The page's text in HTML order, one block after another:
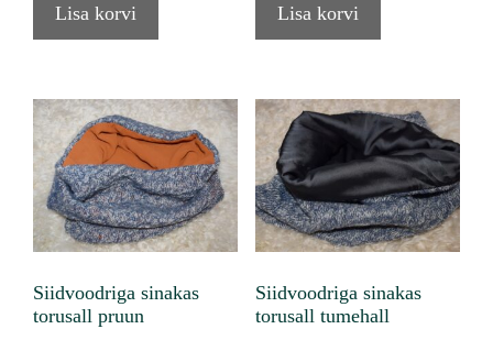
Lisa korvi Lisa korvi
Siidvoodriga sinakas
torusall pruun
Siidvoodriga sinakas
torusall tumehall